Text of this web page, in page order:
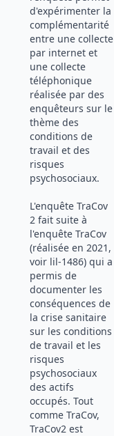
d'expérimenter la
complémentarité
entre une collecte
par internet et
une collecte
téléphonique
réalisée par des
enquêteurs sur le
thème des
conditions de
travail et des
risques
psychosociaux.
L'enquête TraCov
2 fait suite à
l'enquête TraCov
(réalisée en 2021,
voir lil-1486) qui a
permis de
documenter les
conséquences de
la crise sanitaire
sur les conditions
de travail et les
risques
psychosociaux
des actifs
occupés. Tout
comme TraCov,
TraCov2 est